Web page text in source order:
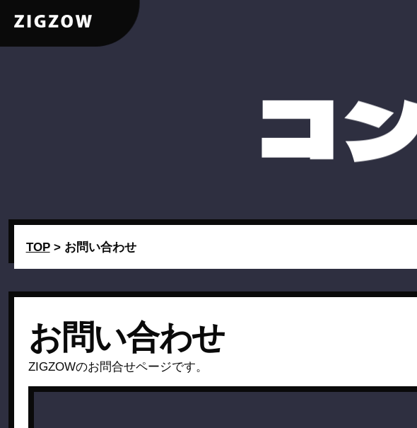
コ
TOP> お問い合わせ
お問い合わせ
ZIGZOWのお問合せページです。